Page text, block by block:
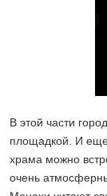
В этой части
площадкой. И
храма можно
очень